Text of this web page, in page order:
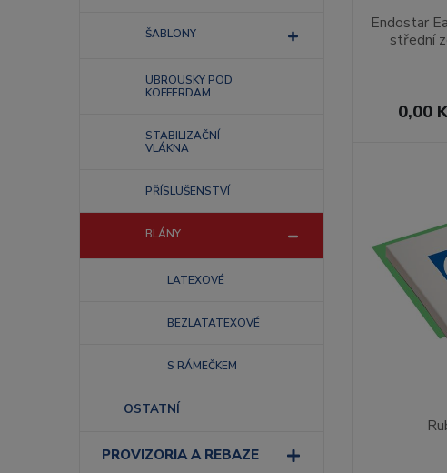
ŠABLONY
UBROUSKY POD
KOFFERDAM
STABILIZAČNÍ
VLÁKNA
PŘÍSLUŠENSTVÍ
BLÁNY
LATEXOVÉ
BEZLATATEXOVÉ
S RÁMEČKEM
OSTATNÍ
PROVIZORIA A REBAZE
Endostar
střední
0,00